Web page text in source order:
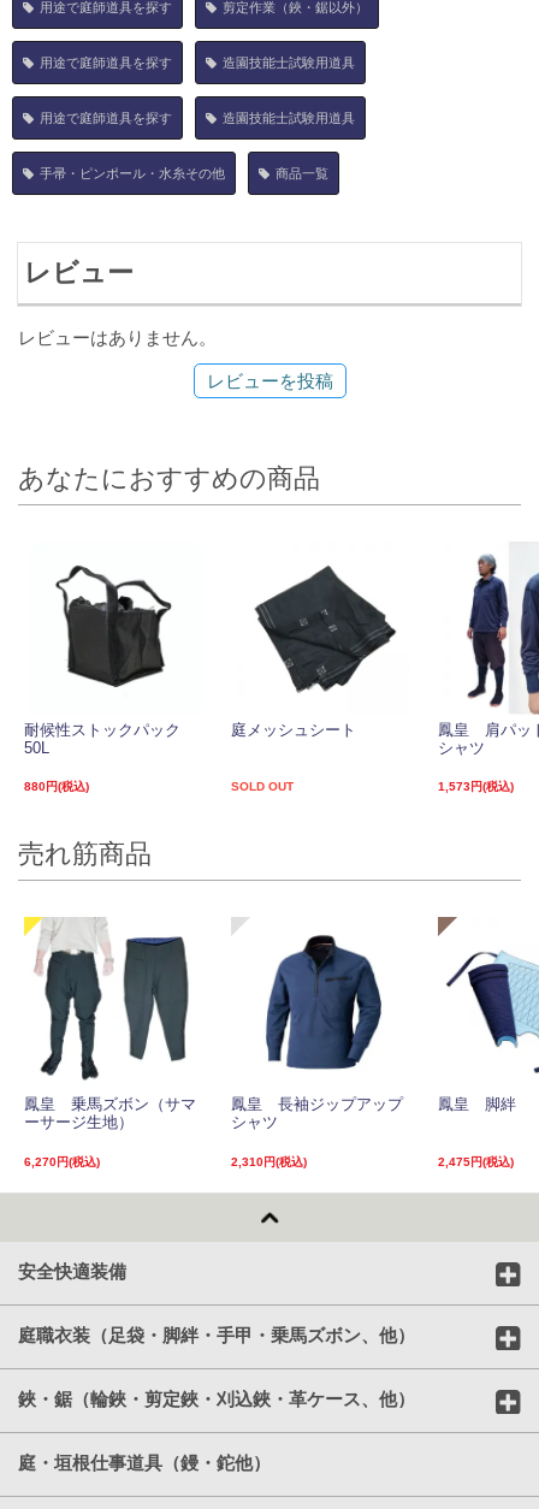
用途で庭師道具を探す 剪定作業（鋏・鋸以外）
用途で庭師道具を探す 造園技能士試験用道具
用途で庭師道具を探す 造園技能士試験用道具
手帚・ピンポール・水糸その他 商品一覧
レビュー
レビューはありません。
レビューを投稿
あなたにおすすめの商品
耐候性ストックパック
50L
880円(税込)
庭メッシュシート
SOLD OUT
鳳皇 肩パッ
シャツ
1,573円(税込)
売れ筋商品
鳳皇 乗馬ズボン（サマ
ーサージ生地）
6,270円(税込)
鳳皇 長袖ジップアップ
シャツ
2,310円(税込)
鳳皇 脚絆
2,475円(税込)
安全快適装備
庭職衣装（足袋・脚絆・手甲・乗馬ズボン、他）
鋏・鋸（輪鋏・剪定鋏・刈込鋏・革ケース、他）
庭・垣根仕事道具（鏝・鉈他）